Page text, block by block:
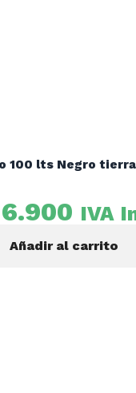
100 lts Negro
El
IVA
Añadir al carrito